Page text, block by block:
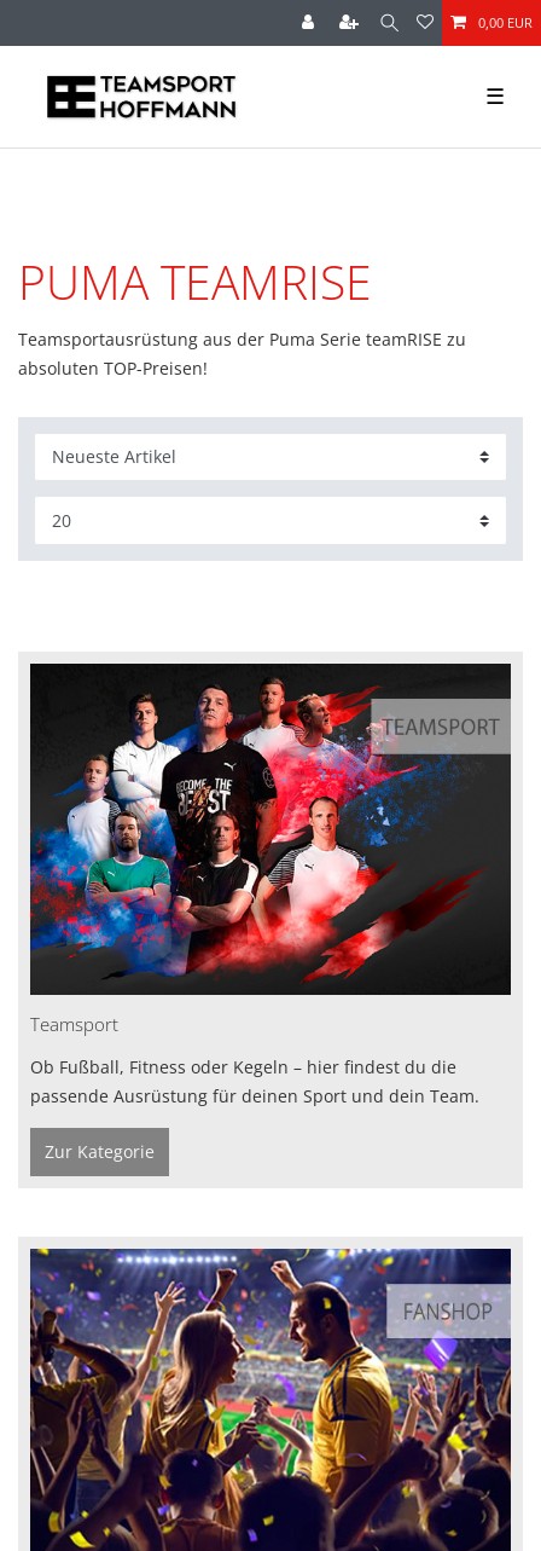
0,00 EUR
☰
PUMA TEAMRISE
Teamsportausrüstung aus der Puma Serie teamRISE zu
absoluten TOP-Preisen!
Teamsport
Ob Fußball, Fitness oder Kegeln – hier findest du die
passende Ausrüstung für deinen Sport und dein Team.
Zur Kategorie